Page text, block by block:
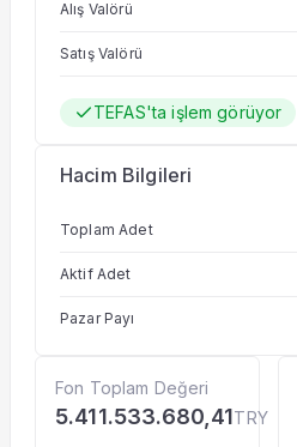
Alış Valörü
Satış Valörü
TEFAS'ta işlem görüyor
Hacim Bilgileri
Toplam Adet
Aktif Adet
Pazar Payı
Fon Toplam Değeri
5.411.533.680,41TRY